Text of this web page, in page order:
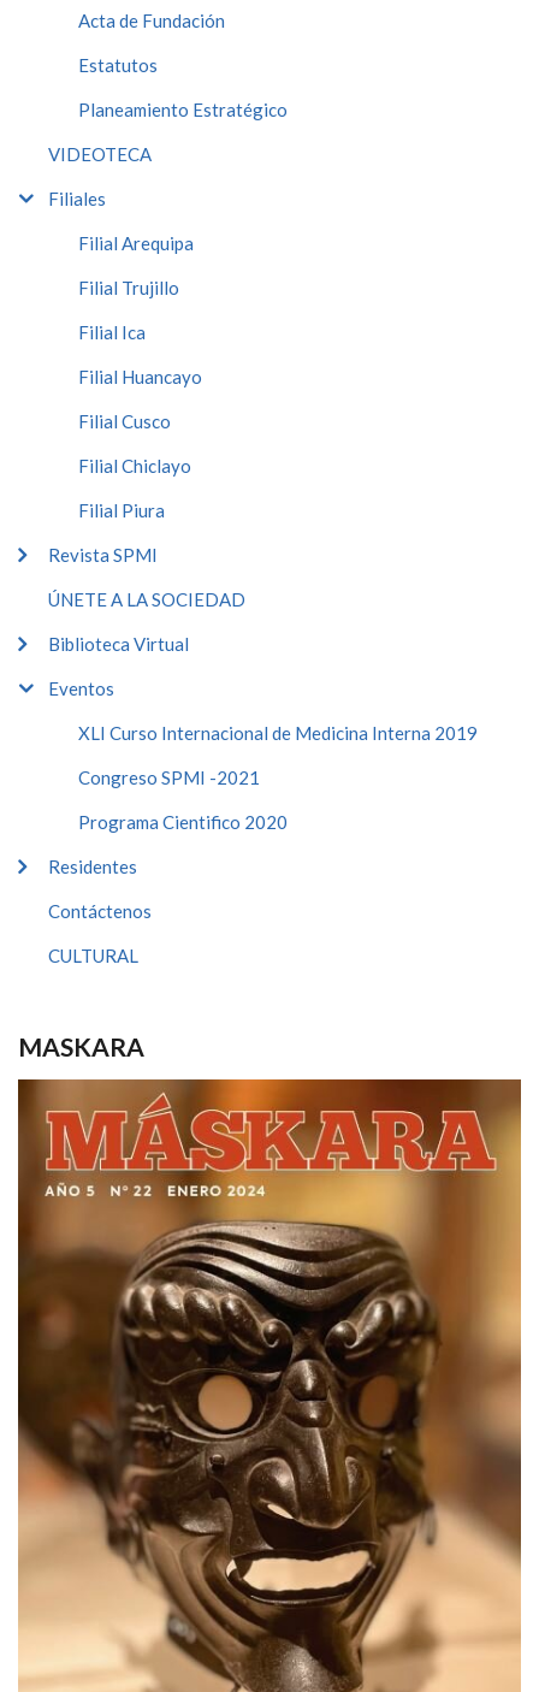
Acta de Fundación
Estatutos
Planeamiento Estratégico
VIDEOTECA
Filiales
Filial Arequipa
Filial Trujillo
Filial Ica
Filial Huancayo
Filial Cusco
Filial Chiclayo
Filial Piura
Revista SPMI
ÚNETE A LA SOCIEDAD
Biblioteca Virtual
Eventos
XLI Curso Internacional de Medicina Interna 2019
Congreso SPMI -2021
Programa Cientifico 2020
Residentes
Contáctenos
CULTURAL
MASKARA